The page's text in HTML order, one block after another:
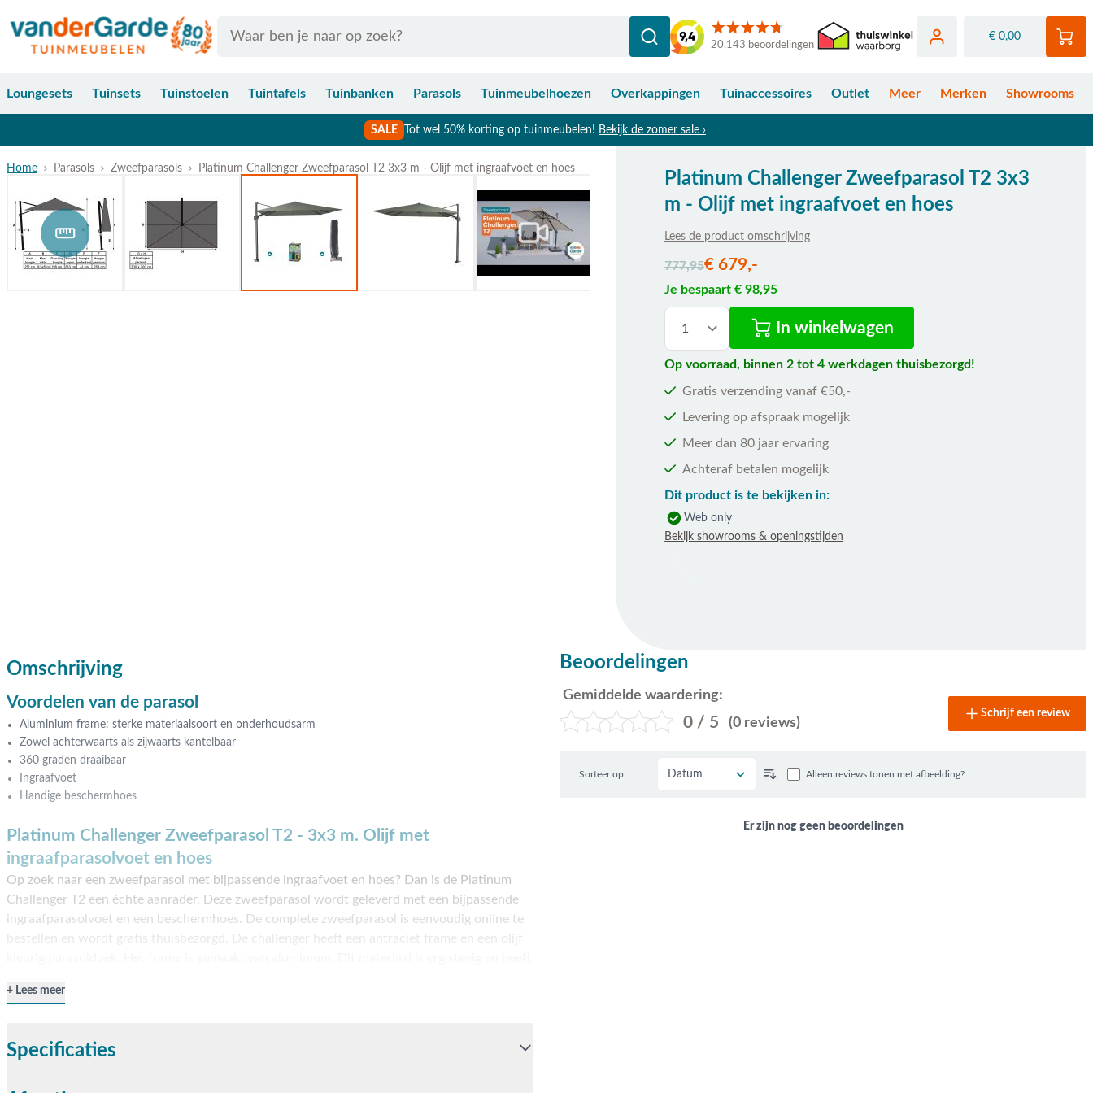
20.143 beoordelingen
€ 0,00
Loungesets Tuinsets Tuinstoelen Tuintafels Tuinbanken Parasols Tuinmeubelhoezen Overkappingen Tuinaccessoires Outlet Meer Merken Showrooms
SALE Tot wel 50% korting op tuinmeubelen! Bekijk de zomer sale ›
Home Parasols Zweefparasols Platinum Challenger Zweefparasol T2 3x3 m - Olijf met ingraafvoet en hoes
Platinum Challenger Zweefparasol T2 3x3
m - Olijf met ingraafvoet en hoes
Lees de product omschrijving
777,95€ 679,-
Je bespaart € 98,95
In winkelwagen
Op voorraad, binnen 2 tot 4 werkdagen thuisbezorgd!
Gratis verzending vanaf €50,-
Levering op afspraak mogelijk
Meer dan 80 jaar ervaring
Achteraf betalen mogelijk
Dit product is te bekijken in:
Web only
Bekijk showrooms & openingstijden
Omschrijving
Voordelen van de parasol
Aluminium frame: sterke materiaalsoort en onderhoudsarm
Zowel achterwaarts als zijwaarts kantelbaar
360 graden draaibaar
Ingraafvoet
Handige beschermhoes
Platinum Challenger Zweefparasol T2 - 3x3 m. Olijf met
ingraafparasolvoet en hoes
Op zoek naar een zweefparasol met bijpassende ingraafvoet en hoes? Dan is de Platinum
Challenger T2 een échte aanrader. Deze zweefparasol wordt geleverd met een bijpassende
ingraafparasolvoet en een beschermhoes. De complete zweefparasol is eenvoudig online te
bestellen en wordt gratis thuisbezorgd. De challenger heeft een antraciet frame en een olijf
water- en vuil afstotend. Daarnaast is de Terra Easy Foot een handige oplossing voor
parasolhoes heeft de juiste afmeting én is waterdicht. Bestellen kan direct online of kom
Lees meer
Specificaties
Beoordelingen
Gemiddelde waardering:
0 / 5 (0 reviews)
Schrijf een review
Alleen reviews tonen met afbeelding?
Sorteer op
Er zijn nog geen beoordelingen